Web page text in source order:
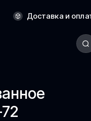
Доставка и